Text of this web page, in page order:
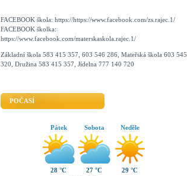
FACEBOOK škola: https://https://www.facebook.com/zs.rajec.1/
FACEBOOK školka:
https://www.facebook.com/materskaskola.rajec.1/
Základní škola 583 415 357, 603 546 286, Mateřská škola 603 545
320, Družina 583 415 357, Jídelna 777 140 720
POČASÍ
Pátek
28 °C
Sobota
27 °C
Neděle
29 °C